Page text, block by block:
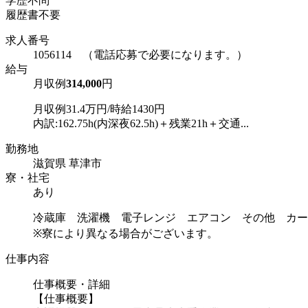
履歴書不要
求人番号
1056114 （電話応募で必要になります。）
給与
月収例314,000円
月収例31.4万円/時給1430円
内訳:162.75h(内深夜62.5h)＋残業21h＋交通...
勤務地
滋賀県 草津市
寮・社宅
あり
冷蔵庫 洗濯機 電子レンジ エアコン その他 カー
※寮により異なる場合がございます。
仕事内容
仕事概要・詳細
【仕事概要】